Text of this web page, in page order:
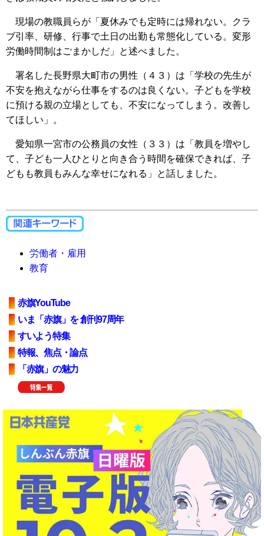
現場の教職員らが「夏休みでも定時には帰れない。クラ
ブ引率、研修、行事で土日の出勤も常態化している。変形
労働時間制はごまかしだ」と述べました。
署名した長野県大町市の男性（４３）は「学校の先生が
不安を抱えながら仕事をするのは良くない。子どもを学校
に預ける親の立場としても、不安になってしまう。改善し
てほしい」。
愛知県一宮市の公務員の女性（３３）は「教員を増やし
て、子ども一人ひとりと向き合う時間を確保できれば、子
どもも教員もみんな幸せになれる」と話しました。
労働者・雇用
教育
赤旗YouTube
いま「赤旗」を 創刊97周年
すいよう特集
特報、焦点・論点
「赤旗」の魅力